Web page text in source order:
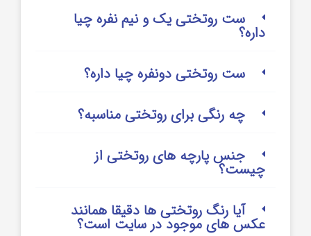
ست روتختی یک و نیم نفره چیا
داره؟
ست روتختی دونفره چیا داره؟
چه رنگی برای روتختی مناسبه؟
جنس پارچه های روتختی از
چیست؟
آیا رنگ روتختی ها دقیقا همانند
عکس های موجود در سایت است؟